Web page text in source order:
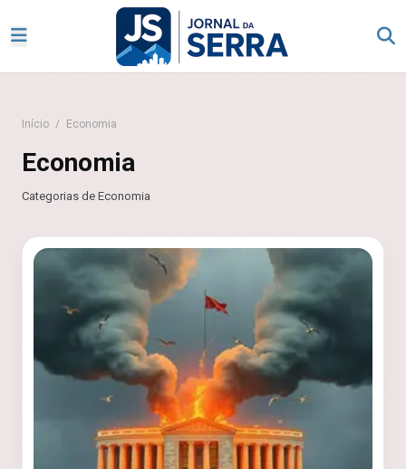
Início / Economia
Economia
Categorias de Economia